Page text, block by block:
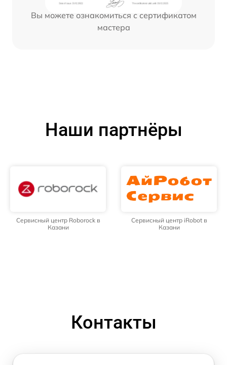
Вы можете ознакомиться с сертификатом
мастера
Наши партнёры
Сервисный центр Roborock в
Казани
Сервисный центр iRobot в
Казани
Контакты